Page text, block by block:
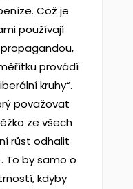
Což je
používají
provádí
kruhy“.
považovat
ze všech
růst odhalit
To by samo o
kdyby